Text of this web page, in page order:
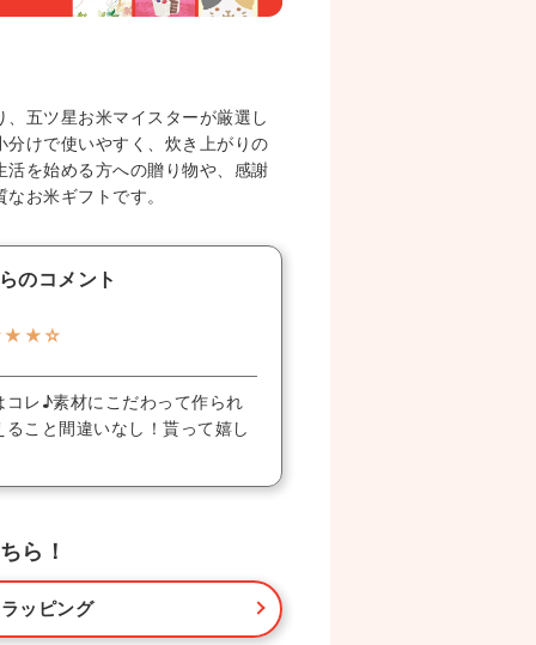
五ツ星お米マイスターが厳選し
けで使いやすく、炊き上がりの
を始める方への贈り物や、感謝
お米ギフトです。
のコメント
レ♪素材にこだわって作られ
こと間違いなし！貰って嬉し
ら！
ッピング